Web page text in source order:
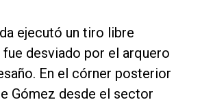
ejecutó un tiro libre
fue desviado por el arquero
En el córner posterior
Gómez desde el sector